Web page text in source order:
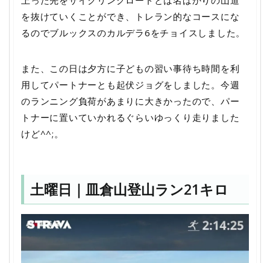
を抜けていくことができ、トレラン的なコースにな
るのでブルックスのカルデラ6をチョイスしました。
また、この日は夕方に子どもの習い事待ち時間を利
用してパートナーとも起伏ジョグをしました。今週
のランニング負荷があまりに大きかったので、パー
トナーに置いていかれるぐらいゆっくり走りました
けど^^;。
土曜日｜皿倉山登山ラン21キロ